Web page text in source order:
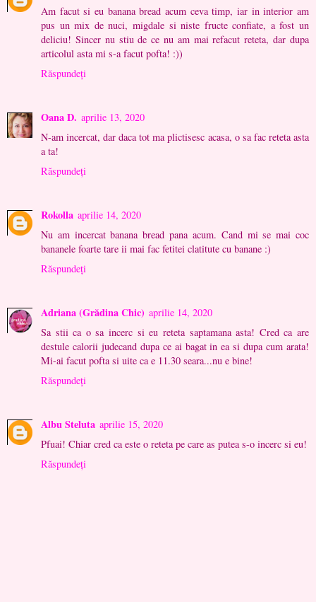
Am facut si eu banana bread acum ceva timp, iar in interior am
pus un mix de nuci, migdale si niste fructe confiate, a fost un
deliciu! Sincer nu stiu de ce nu am mai refacut reteta, dar dupa
articolul asta mi s-a facut pofta! :))
Răspundeți
Oana D. aprilie 13, 2020
N-am incercat, dar daca tot ma plictisesc acasa, o sa fac reteta asta
a ta!
Răspundeți
Rokolla aprilie 14, 2020
Nu am incercat banana bread pana acum. Cand mi se mai coc
bananele foarte tare ii mai fac fetitei clatitute cu banane :)
Răspundeți
Adriana (Grădina Chic) aprilie 14, 2020
Sa stii ca o sa incerc si eu reteta saptamana asta! Cred ca are
destule calorii judecand dupa ce ai bagat in ea si dupa cum arata!
Mi-ai facut pofta si uite ca e 11.30 seara...nu e bine!
Răspundeți
Albu Steluta aprilie 15, 2020
Pfuai! Chiar cred ca este o reteta pe care as putea s-o incerc si eu!
Răspundeți